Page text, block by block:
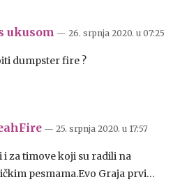
ukusom — 26. srpnja 2020. u 07:25
dumpster fire ?
— 25. srpnja 2020. u 17:57
i za timove koji su radili na
pesmama.Evo Graja prvi…